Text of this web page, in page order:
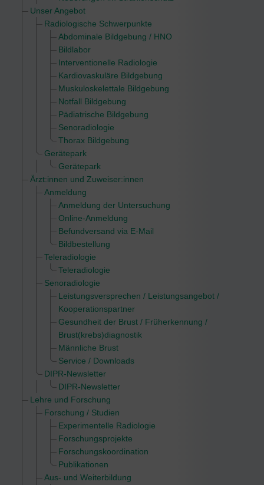
Unser Angebot
Radiologische Schwerpunkte
Abdominale Bildgebung / HNO
Bildlabor
Interventionelle Radiologie
Kardiovaskuläre Bildgebung
Muskuloskelettale Bildgebung
Notfall Bildgebung
Pädiatrische Bildgebung
Senoradiologie
Thorax Bildgebung
Gerätepark
Gerätepark
Ärzt:innen und Zuweiser:innen
Anmeldung
Anmeldung der Untersuchung
Online-Anmeldung
Befundversand via E-Mail
Bildbestellung
Teleradiologie
Teleradiologie
Senoradiologie
Leistungsversprechen / Leistungsangebot /
Kooperationspartner
Gesundheit der Brust / Früherkennung /
Brust(krebs)diagnostik
Männliche Brust
Service / Downloads
DIPR-Newsletter
DIPR-Newsletter
Lehre und Forschung
Forschung / Studien
Experimentelle Radiologie
Forschungsprojekte
Forschungskoordination
Publikationen
Aus- und Weiterbildung